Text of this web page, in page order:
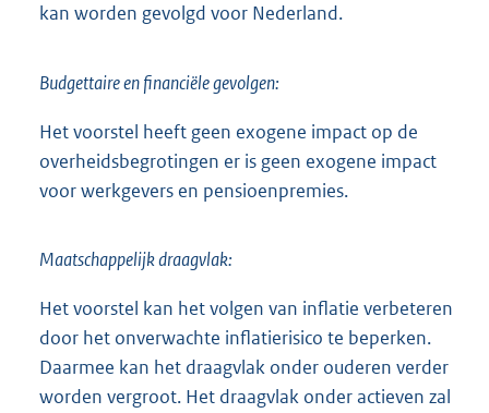
kan worden gevolgd voor Nederland.
Budgettaire en financiële gevolgen:
Het voorstel heeft geen exogene impact op de
overheidsbegrotingen er is geen exogene impact
voor werkgevers en pensioenpremies.
Maatschappelijk draagvlak:
Het voorstel kan het volgen van inflatie verbeteren
door het onverwachte inflatierisico te beperken.
Daarmee kan het draagvlak onder ouderen verder
worden vergroot. Het draagvlak onder actieven zal